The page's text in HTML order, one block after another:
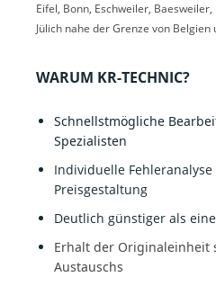
Eifel, Bonn, Eschweiler,
Jülich nahe der Grenze von
WARUM KR-TECHNIC?
Schnellstmögliche
Spezialisten
Individuelle
Preisgestaltung
Deutlich günstiger als
Erhalt der Originaleinheit
Austauschs